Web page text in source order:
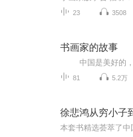
23 3508
书画家的故事
81 5.2万
徐悲鸿从穷小子